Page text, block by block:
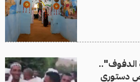
الدفوف"..
دستوري